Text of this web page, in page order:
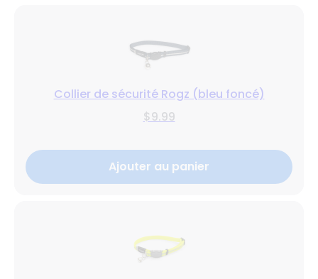
Collier de sécurité Rogz (bleu foncé)
$9.99
Ajouter au panier